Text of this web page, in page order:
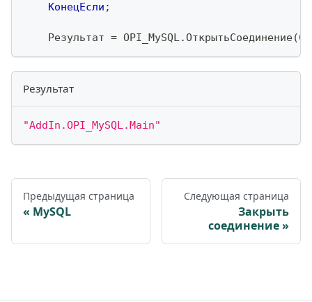
КонецЕсли ;
    Результат
= OPI_MySQL.ОткрытьСоединение(
Результат
"AddIn.OPI_MySQL.Main"
Предыдущая страница
MySQL
Следующая страница
Закрыть
соединение